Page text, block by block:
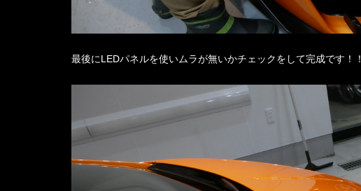
最後にLEDパネルを使いムラが無いかチェックをして完成です！！